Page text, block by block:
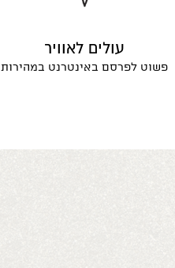
עולים לאוויר
פשוט לפרסם באינטרנט במהירות